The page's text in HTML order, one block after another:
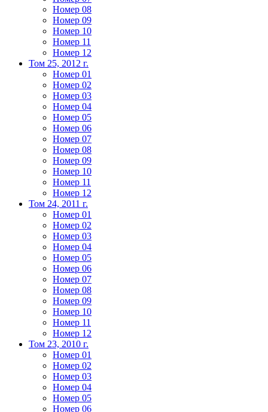
Номер 08
Номер 09
Номер 10
Номер 11
Номер 12
Том 25, 2012 г.
Номер 01
Номер 02
Номер 03
Номер 04
Номер 05
Номер 06
Номер 07
Номер 08
Номер 09
Номер 10
Номер 11
Номер 12
Том 24, 2011 г.
Номер 01
Номер 02
Номер 03
Номер 04
Номер 05
Номер 06
Номер 07
Номер 08
Номер 09
Номер 10
Номер 11
Номер 12
Том 23, 2010 г.
Номер 01
Номер 02
Номер 03
Номер 04
Номер 05
Номер 06